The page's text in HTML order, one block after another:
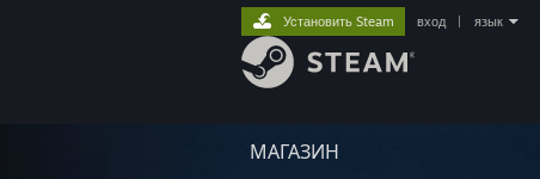
МАГАЗИН
Установить Steam вход язык